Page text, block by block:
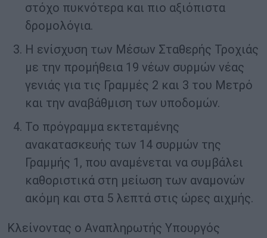
στόχο πυκνότερα και πιο αξιόπιστα
δρομολόγια.
Η ενίσχυση των Μέσων Σταθερής Τροχιάς
με την προμήθεια 19 νέων συρμών νέας
γενιάς για τις Γραμμές 2 και 3 του Μετρό
και την αναβάθμιση των υποδομών.
Το πρόγραμμα εκτεταμένης
ανακατασκευής των 14 συρμών της
Γραμμής 1, που αναμένεται να συμβάλει
καθοριστικά στη μείωση των αναμονών
ακόμη και στα 5 λεπτά στις ώρες αιχμής.
Κλείνοντας ο Αναπληρωτής Υπουργός